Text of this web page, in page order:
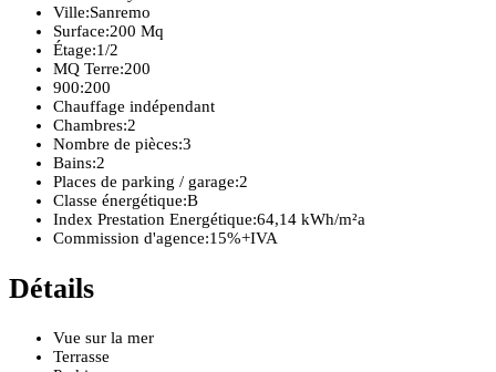
Ville:Sanremo
Surface:200 Mq
Étage:1/2
MQ Terre:200
900:200
Chauffage indépendant
Chambres:2
Nombre de pièces:3
Bains:2
Places de parking / garage:2
Classe énergétique:B
Index Prestation Energétique:64,14 kWh/m²a
Commission d'agence:15%+IVA
Détails
Vue sur la mer
Terrasse